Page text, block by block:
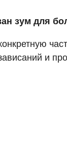
зум для
и